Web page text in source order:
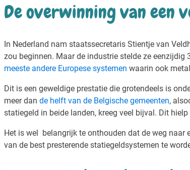
De overwinning van een
In Nederland nam staatssecretaris Stientje van
zou beginnen. Maar de industrie stelde ze eenzijdig
meeste andere Europese systemen waarin ook
Dit is een geweldige prestatie die grotendeels is
meer dan de helft van de Belgische gemeenten,
statiegeld in beide landen, kreeg veel bijval. Dit
Het is wel belangrijk te onthouden dat de weg naar
van de best presterende statiegeldsystemen te